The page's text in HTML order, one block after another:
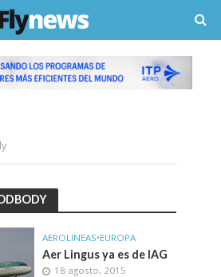
AEROLINEAS•EUROPA
Aer Lingus ya es de IAG
18 agosto, 2015